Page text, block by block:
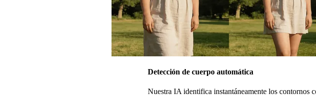
Detección de cuerpo automática
Nuestra IA identifica instantáneamente los contornos